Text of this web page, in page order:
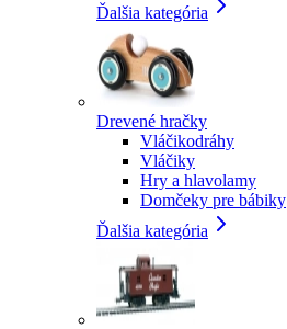
Ďalšia kategória
Drevené hračky
Vláčikodráhy
Vláčiky
Hry a hlavolamy
Domčeky pre bábiky
Ďalšia kategória